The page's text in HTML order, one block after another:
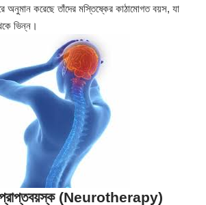
অনুমান করেছে তাঁদের মস্তিষ্কের কাঠামোগত বয়স, যা
ভিন্ন।
প্রাপ্তবয়স্ক (Neurotherapy)